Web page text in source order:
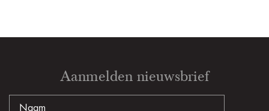
Aanmelden nieuwsbrief